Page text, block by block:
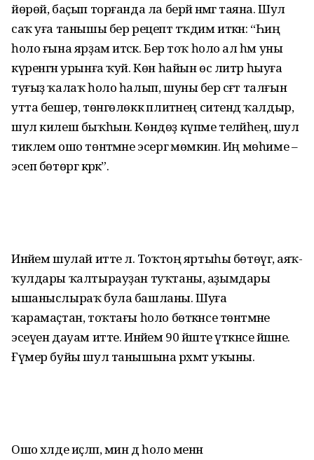
йөрөй, баҫып торғанда ла берәй нәмәгә таяна. Шул
саҡ уға танышы бер рецепт тәҡдим иткән: “Һиңә
һоло ғына ярҙам итәсәк. Бер тоҡ һоло ал һәм уны
күренгән урынға ҡуй. Көн һайын өс литр һыуға
туғыҙ ҡалаҡ һоло һалып, шуны бер сәғәт талғын
утта бешер, төнгөлөккә плитәнең ситендә ҡалдыр,
шул килеш быҡһын. Көндөҙ күпме теләйһең, шул
тиклем ошо төнәтмәне эсергә мөмкин. Иң мөһиме –
эсеп бөтөргә кәрәк”.
Инәйем шулай итте лә. Тоҡтоң яртыһы бөтөүгә, аяҡ-
ҡулдары ҡалтырауҙан туҡтаны, аҙымдары
ышаныслыраҡ була башланы. Шуға
ҡарамаҫтан, тоҡтағы һоло бөткәнсе төнәтмәне
эсеүен дауам итте. Инәйем 90 йәште үткәнсе йәшәне.
Ғүмер буйы шул танышына рәхмәт уҡыны.
Ошо хәлде иҫләп, мин дә һоло менән